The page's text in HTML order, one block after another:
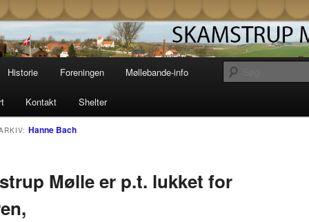
Mølle
Møllelaug driver og vedligeholder den gamle
på vestsjælland. Læs her om
og mekanik eller book en overnatning
unik solopgang i en af vores shelters.
Historie Foreningen Møllebande-info
Kontakt Shelter
Hanne Bach
Mølle er p.t. lukket for